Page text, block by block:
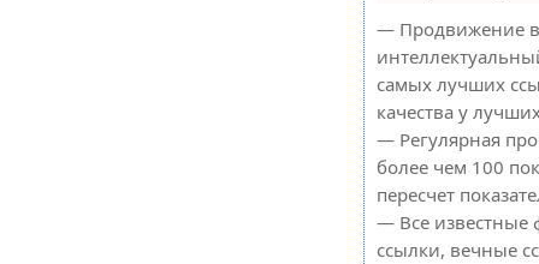
— Продвижение
самых лучших
качества у
— Регулярная
более чем 100
пересчет
— Все известные
ссылки, вечные